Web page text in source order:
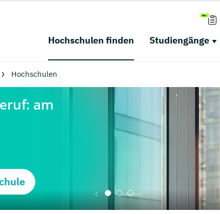
Hochschulen finden Studiengänge
Hochschulen